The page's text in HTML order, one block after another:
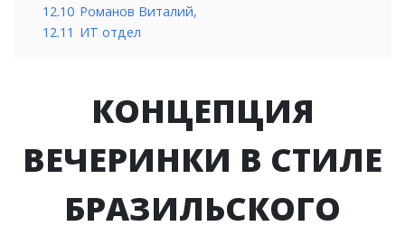
12.10 Романов Виталий,
12.11 ИТ отдел
КОНЦЕПЦИЯ
ВЕЧЕРИНКИ В СТИЛЕ
БРАЗИЛЬСКОГО